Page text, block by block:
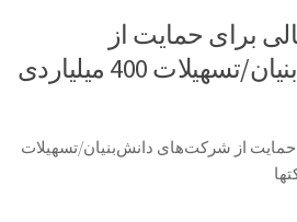
برای حمایت از
شرکت‌های دانش‌بنیان/تسهیلات 400 میلیاردی
حمایت از شرکت‌های دانش‌بنیان/تسهیلات